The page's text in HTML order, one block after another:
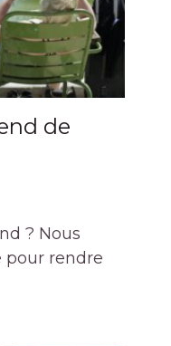
de
? Nous
pour rendre